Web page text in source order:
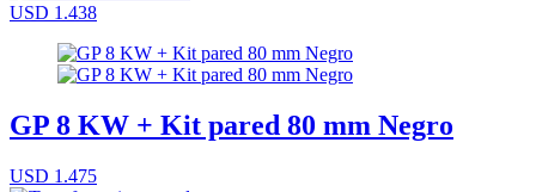
USD 1.438
GP 8 KW + Kit pared 80 mm Negro
USD 1.475